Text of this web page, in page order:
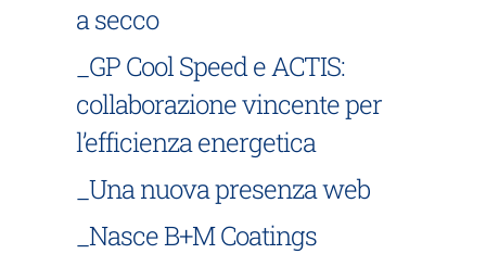
a secco
_GP Cool Speed e ACTIS:
collaborazione vincente per
l’efficienza energetica
_Una nuova presenza web
_Nasce B+M Coatings